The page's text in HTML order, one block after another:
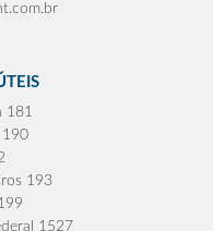
181
190
193
1527